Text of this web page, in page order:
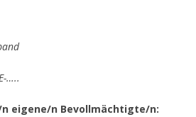
…..
n eigene/n Bevollmächtigte/n: